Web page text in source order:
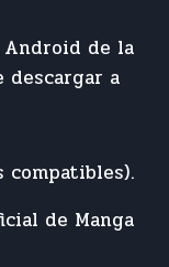
Android de la
descargar a
compatibles).
de Manga